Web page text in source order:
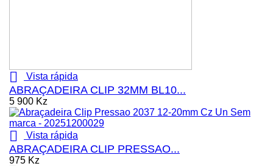
 Vista rápida
ABRAÇADEIRA CLIP 32MM BL10...
5 900 Kz
 Vista rápida
ABRAÇADEIRA CLIP PRESSAO...
975 Kz